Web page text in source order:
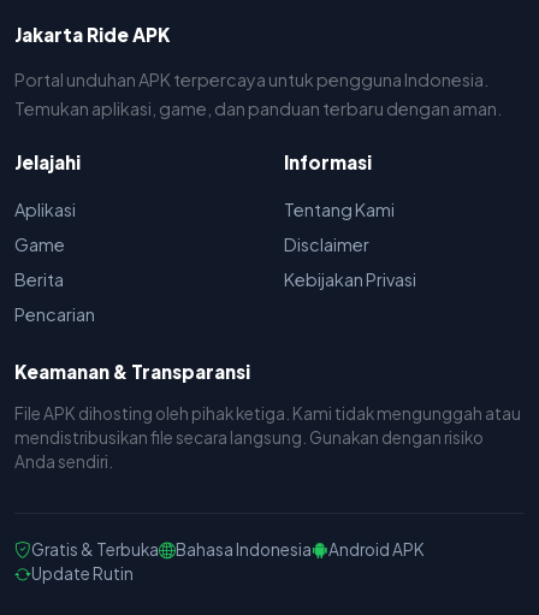
Jakarta Ride APK
Portal unduhan APK terpercaya untuk pengguna Indonesia.
Temukan aplikasi, game, dan panduan terbaru dengan aman.
Jelajahi
Aplikasi
Game
Berita
Pencarian
Informasi
Tentang Kami
Disclaimer
Kebijakan Privasi
Keamanan & Transparansi
File APK dihosting oleh pihak ketiga. Kami tidak mengunggah atau
mendistribusikan file secara langsung. Gunakan dengan risiko
Anda sendiri.
Gratis & Terbuka Bahasa Indonesia
Android APK
Update Rutin